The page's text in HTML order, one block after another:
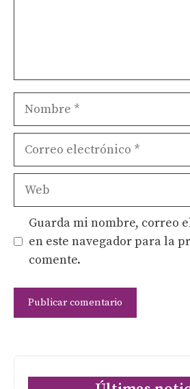
Nombre
Correo
Web
Guarda mi nombre, correo
en este navegador para la
comente.